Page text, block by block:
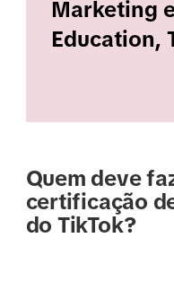
Marketing
Education,
Quem deve
certificação
do TikTok?